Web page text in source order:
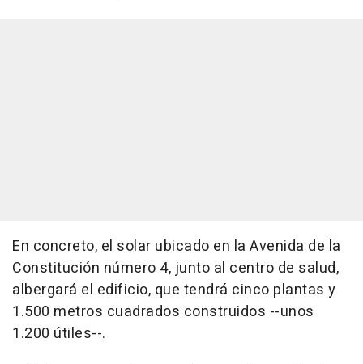
En concreto, el solar ubicado en la Avenida de la
Constitución número 4, junto al centro de salud,
albergará el edificio, que tendrá cinco plantas y
1.500 metros cuadrados construidos --unos
1.200 útiles--.